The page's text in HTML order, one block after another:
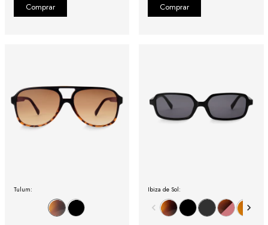
Tulum: Ibiza de Sol: